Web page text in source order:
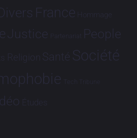
France Hommage
Justice Partenariat People
Religion Santé Société
Tech Tribune
Études